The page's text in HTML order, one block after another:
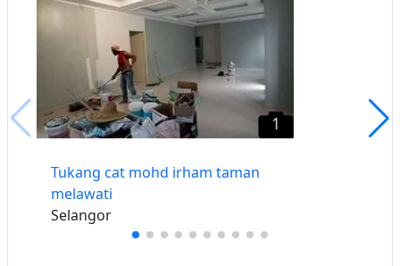
1
Tukang cat mohd irham taman
melawati
Selangor